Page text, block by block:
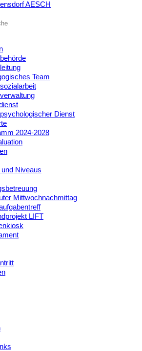
Team
Dienst
2024-2028
Niveaus
Mittwochnachmittag
LIFT